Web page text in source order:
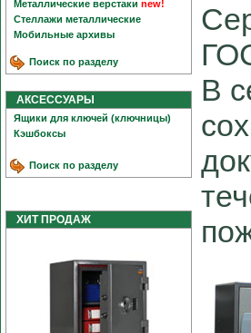
Металлические верстаки new!
Стеллажи металлические
Мобильные архивы
Поиск по разделу
АКСЕССУАРЫ
Ящики для ключей (ключницы)
Кэшбоксы
Поиск по разделу
ХИТ ПРОДАЖ
В